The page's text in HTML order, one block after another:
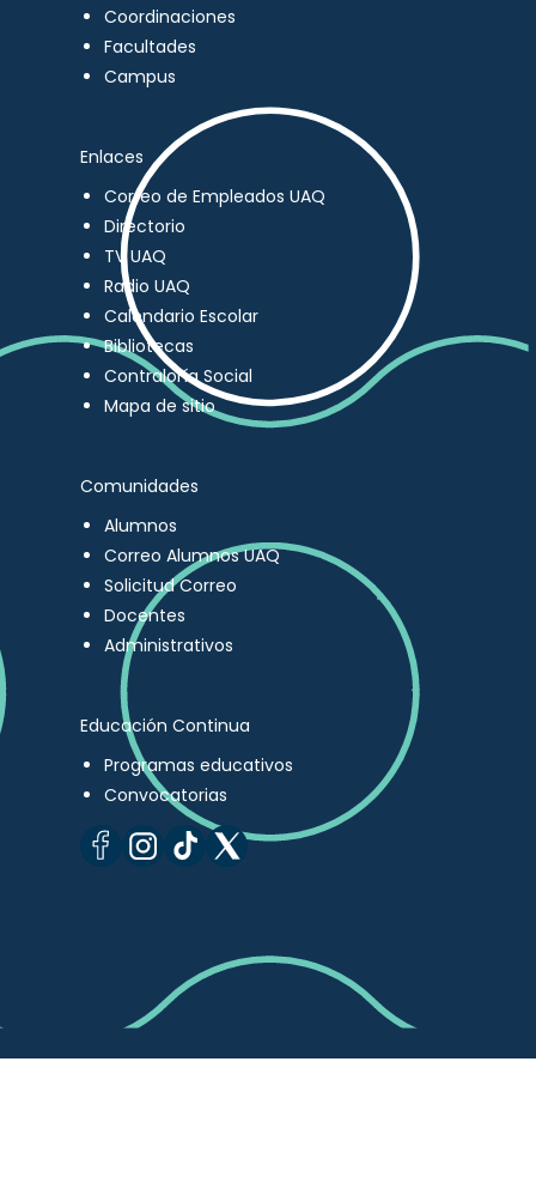
Coordinaciones
Facultades
Campus
Enlaces
Correo de Empleados UAQ
Directorio
TV UAQ
Radio UAQ
Calendario Escolar
Bibliotecas
Contraloría Social
Mapa de sitio
Comunidades
Alumnos
Correo Alumnos UAQ
Solicitud Correo
Docentes
Administrativos
Educación Continua
Programas educativos
Convocatorias